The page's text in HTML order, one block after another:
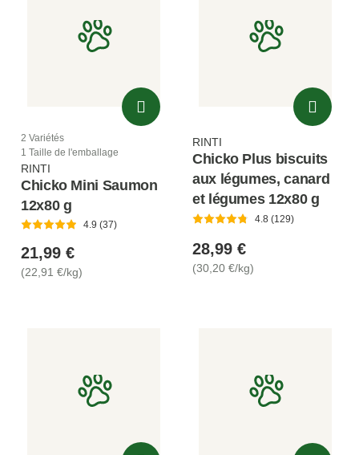
2 Variétés
1 Taille de l'emballage
RINTI
Chicko Mini Saumon
12x80 g
4.9 (37)
21,99 €
(22,91 €/kg)
RINTI
Chicko Plus biscuits
aux légumes, canard
et légumes 12x80 g
4.8 (129)
28,99 €
(30,20 €/kg)